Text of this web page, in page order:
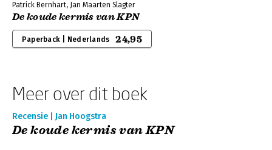
Patrick Bernhart, Jan Maarten Slagter
De koude kermis van KPN
Paperback | Nederlands 24,95
Meer over dit boek
Recensie | Jan Hoogstra
De koude kermis van KPN